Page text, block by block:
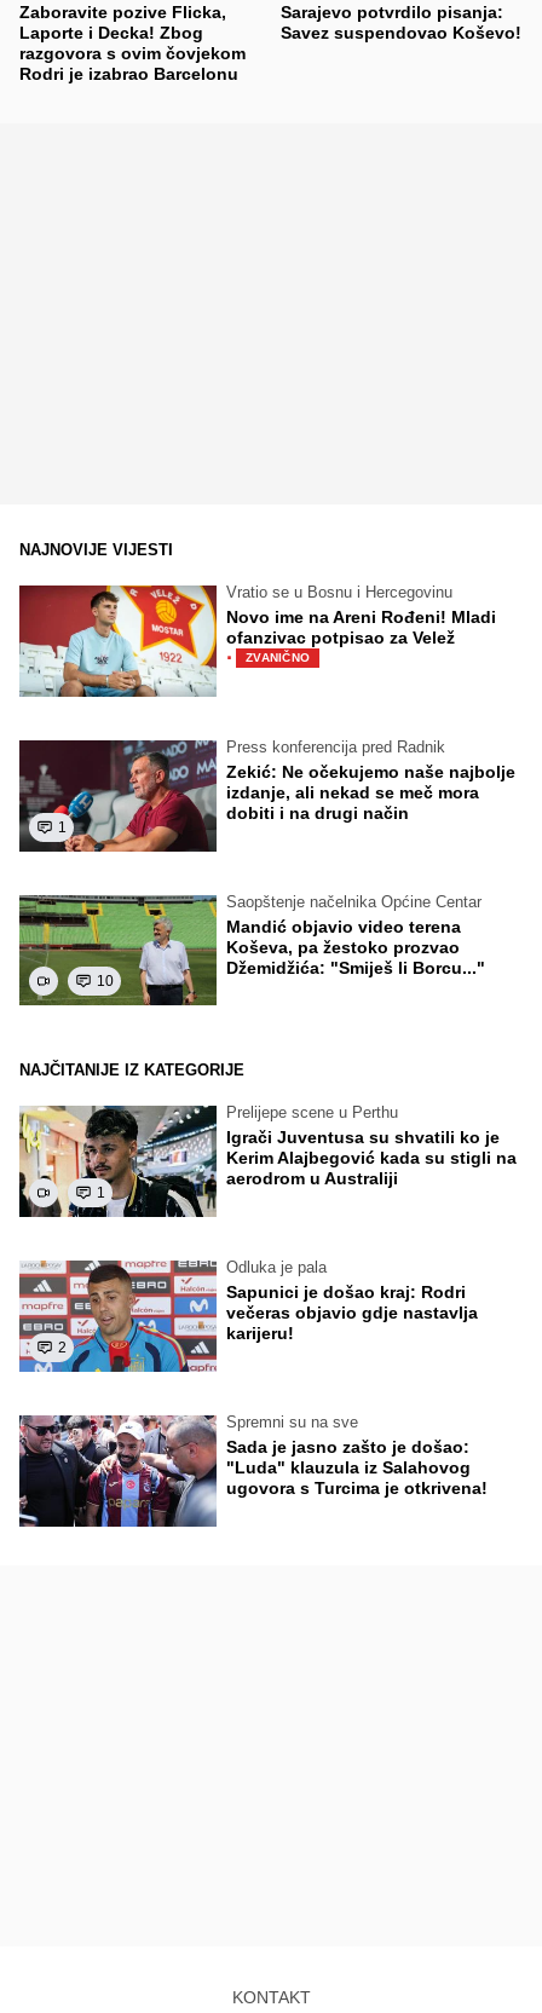
Zaboravite pozive Flicka,
Laporte i Decka! Zbog
razgovora s ovim čovjekom
Rodri je izabrao Barcelonu
Sarajevo potvrdilo pisanja:
Savez suspendovao Koševo!
NAJNOVIJE VIJESTI
Vratio se u Bosnu i Hercegovinu
Novo ime na Areni Rođeni! Mladi
ofanzivac potpisao za Velež
· ZVANIČNO
1
Press konferencija pred Radnik
Zekić: Ne očekujemo naše najbolje
izdanje, ali nekad se meč mora
dobiti i na drugi način
10
Saopštenje načelnika Općine Centar
Mandić objavio video terena
Koševa, pa žestoko prozvao
Džemidžića: "Smiješ li Borcu..."
NAJČITANIJE IZ KATEGORIJE
1
Prelijepe scene u Perthu
Igrači Juventusa su shvatili ko je
Kerim Alajbegović kada su stigli na
aerodrom u Australiji
2
Odluka je pala
Sapunici je došao kraj: Rodri
večeras objavio gdje nastavlja
karijeru!
Spremni su na sve
Sada je jasno zašto je došao:
"Luda" klauzula iz Salahovog
ugovora s Turcima je otkrivena!
KONTAKT